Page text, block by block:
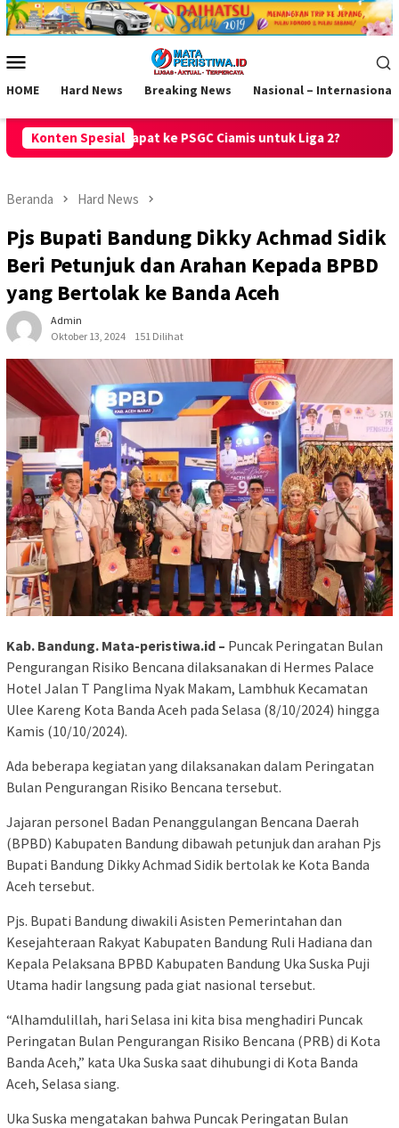
Loncat
ke
Mobile
HOME Hard News Breaking News Nasional – Internasional
Konten Spesial
Ciamis untuk Liga 2? Raih Predikat Sangat Baik,
Beranda Hard News
Pjs Bupati Bandung Dikky Achmad Sidik
Beri Petunjuk dan Arahan Kepada BPBD
yang Bertolak ke Banda Aceh
Admin
Oktober 13, 2024
151 Dilihat
Kab. Bandung. Mata-peristiwa.id – Puncak Peringatan Bulan
Pengurangan Risiko Bencana dilaksanakan di Hermes Palace
Hotel Jalan T Panglima Nyak Makam, Lambhuk Kecamatan
Ulee Kareng Kota Banda Aceh pada Selasa (8/10/2024) hingga
Kamis (10/10/2024).
Ada beberapa kegiatan yang dilaksanakan dalam Peringatan
Bulan Pengurangan Risiko Bencana tersebut.
Jajaran personel Badan Penanggulangan Bencana Daerah
(BPBD) Kabupaten Bandung dibawah petunjuk dan arahan Pjs
Bupati Bandung Dikky Achmad Sidik bertolak ke Kota Banda
Aceh tersebut.
Pjs. Bupati Bandung diwakili Asisten Pemerintahan dan
Kesejahteraan Rakyat Kabupaten Bandung Ruli Hadiana dan
Kepala Pelaksana BPBD Kabupaten Bandung Uka Suska Puji
Utama hadir langsung pada giat nasional tersebut.
“Alhamdulillah, hari Selasa ini kita bisa menghadiri Puncak
Peringatan Bulan Pengurangan Risiko Bencana (PRB) di Kota
Banda Aceh,” kata Uka Suska saat dihubungi di Kota Banda
Aceh, Selasa siang.
Uka Suska mengatakan bahwa Puncak Peringatan Bulan